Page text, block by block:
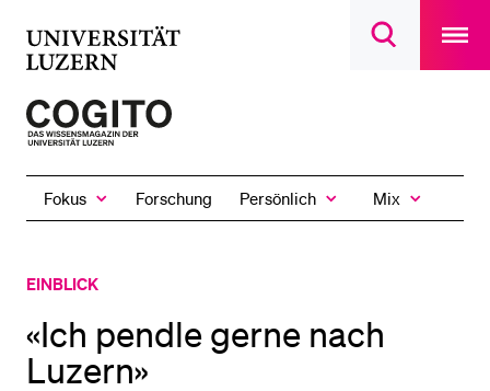
FokusZeige
das
Forschung Persönlich
Zeige
das
MixZeige
das
Suchdialog
main
Zur
des
Magazins
EINBLICK
«Ich pendle gerne nach
Luzern»
LETZTE SUCHEN
DIE UNI FÜR…
Schulklassen und Lehrpersonen
Studien­interessierte
Mitarbeitende
Alumni